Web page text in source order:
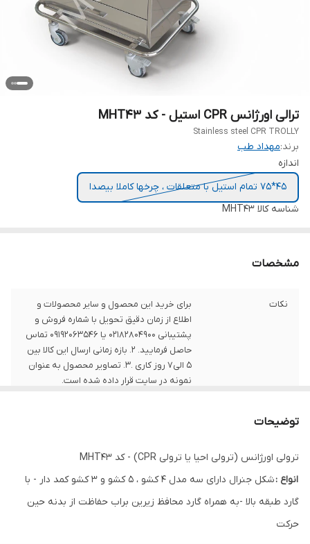
ترالی اورژانس CPR استیل - کد MHT43
Stainless steel CPR TROLLY
برند:مهداد طب
اندازه
45*75 تمام استیل با متعلقات ، چرخها کاملا بیصدا
شناسه کالا MHT43
مشخصات
نکات
برای خرید این محصول و سایر محصولات و
اطلاع از زمان دقیق تحویل با شماره فروش و
پشتیبانی 02182804900 یا 09192063546 تماس
حاصل فرمایید. 2. بازه زمانی ارسال این کالا بین
5 الی7 روز کاری .3. تصاویر محصول به عنوان
نمونه در سایت قرار داده شده است.
توضیحات
ترولی اورژانس (ترولی احیا یا ترولی CPR) - کد MHT43
انواع :
شکل جنرال دارای سه مدل 4 کشو ، 5 کشو و 3 کشو کمد دار - با
گارد طبقه بالا -به همراه گارد محافظ زیرین براب حفاظت از بدنه حین
حرکت